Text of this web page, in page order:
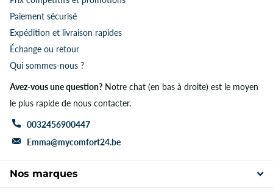
Paiement sécurisé
Expédition et livraison rapides
Échange ou retour
Qui sommes-nous ?
Avez-vous une question? Notre chat (en bas à droite) est le moyen
le plus rapide de nous contacter.
0032456900447
Emma@mycomfort24.be
Nos marques